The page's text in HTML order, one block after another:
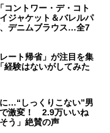
コントワー・デ・コト
ジャケット＆バレルパ
デニムブラウス…全7
ート帰省」が注目を集
験はないがしてみた
…“しっくりこない”男
激変！ 2.9万いいね
う」絶賛の声